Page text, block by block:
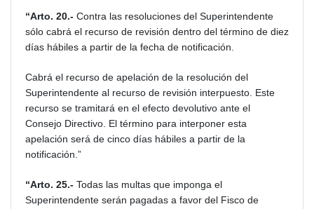
“Arto. 20.- Contra las resoluciones del Superintendente
sólo cabrá el recurso de revisión dentro del término de diez
días hábiles a partir de la fecha de notificación.
Cabrá el recurso de apelación de la resolución del
Superintendente al recurso de revisión interpuesto. Este
recurso se tramitará en el efecto devolutivo ante el
Consejo Directivo. El término para interponer esta
apelación será de cinco días hábiles a partir de la
notificación.”
“Arto. 25.- Todas las multas que imponga el
Superintendente serán pagadas a favor del Fisco de